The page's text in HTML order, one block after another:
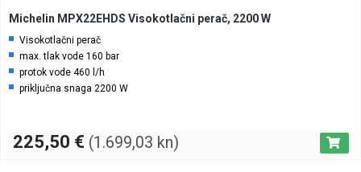
Michelin MPX22EHDS Visokotlačni perač, 2200 W
Visokotlačni perač
max. tlak vode 160 bar
protok vode 460 l/h
priključna snaga 2200 W
225,50 € (1.699,03 kn)